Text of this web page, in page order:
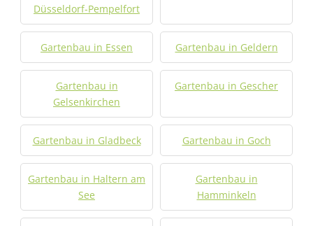
Düsseldorf-Pempelfort
Gartenbau in Essen Gartenbau in Geldern
Gartenbau in
Gelsenkirchen
Gartenbau in Gescher
Gartenbau in Gladbeck Gartenbau in Goch
Gartenbau in Haltern am
See
Gartenbau in
Hamminkeln